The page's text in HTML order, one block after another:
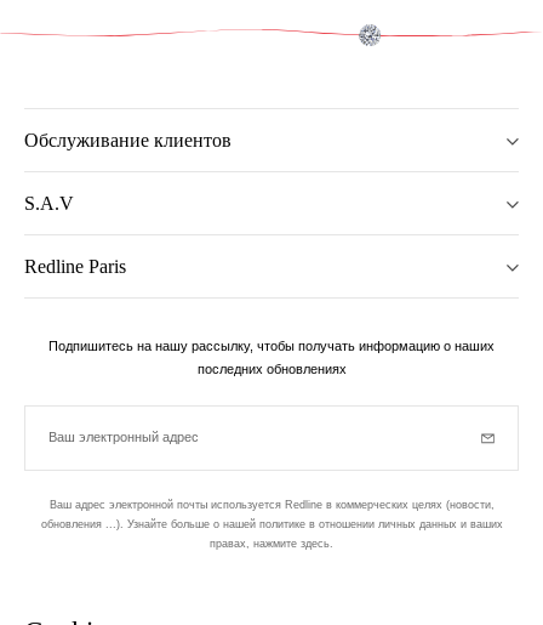
Обслуживание клиентов
S.A.V
Redline Paris
Подпишитесь на нашу рассылку, чтобы получать информацию о наших
последних обновлениях
Ваш электронный адрес
Ваш адрес электронной почты используется Redline в коммерческих целях (новости,
обновления ...). Узнайте больше о нашей политике в отношении личных данных и ваших
правах, нажмите здесь.